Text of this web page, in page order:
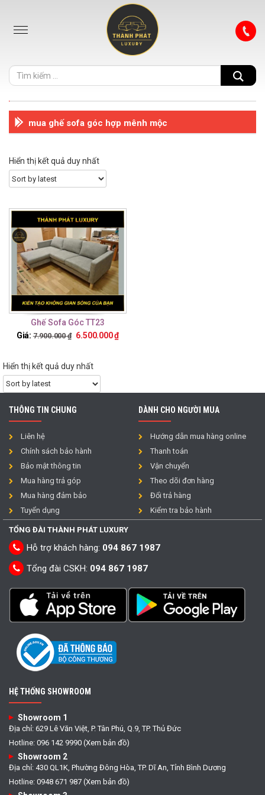
mua ghế sofa góc hợp mênh mộc
Hiển thị kết quả duy nhất
Ghế Sofa Góc TT23
Giá: 7.900.000₫ 6.500.000₫
Hiển thị kết quả duy nhất
THÔNG TIN CHUNG
Liên hệ
Chính sách bảo hành
Bảo mật thông tin
Mua hàng trả góp
Mua hàng đảm bảo
Tuyển dụng
DÀNH CHO NGƯỜI MUA
Hướng dẫn mua hàng online
Thanh toán
Vận chuyển
Theo dõi đơn hàng
Đổi trả hàng
Kiểm tra bảo hành
TỔNG ĐÀI THÀNH PHÁT LUXURY
Hỗ trợ khách hàng: 094 867 1987
Tổng đài CSKH: 094 867 1987
HỆ THỐNG SHOWROOM
Showroom 1
Địa chỉ: 629 Lê Văn Việt, P. Tân Phú, Q.9, TP. Thủ Đức
Hotline: 096 142 9990 (Xem bản đồ)
Showroom 2
Địa chỉ: 430 QL1K, Phường Đông Hòa, TP. Dĩ An, Tỉnh Bình Dương
Hotline: 0948 671 987 (Xem bản đồ)